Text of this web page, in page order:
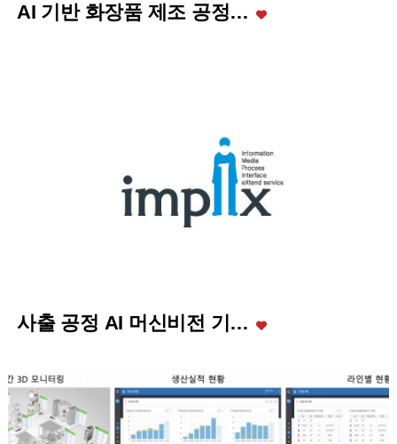
AI 기반 화장품 제조 공정…
사출 공정 AI 머신비전 기…